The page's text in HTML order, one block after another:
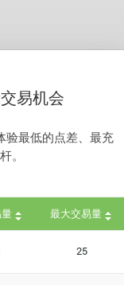
易机会
验最低的点差、最充
。
最大交易量
25